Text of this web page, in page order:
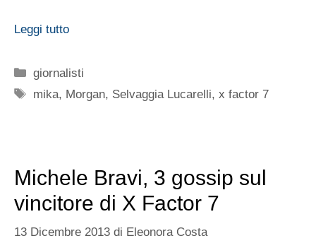
Leggi tutto
Categorie
giornalisti
Tag
mika, Morgan, Selvaggia Lucarelli,x factor 7
Michele Bravi, 3 gossip sul
vincitore di X Factor 7
13 Dicembre 2013 di Eleonora Costa